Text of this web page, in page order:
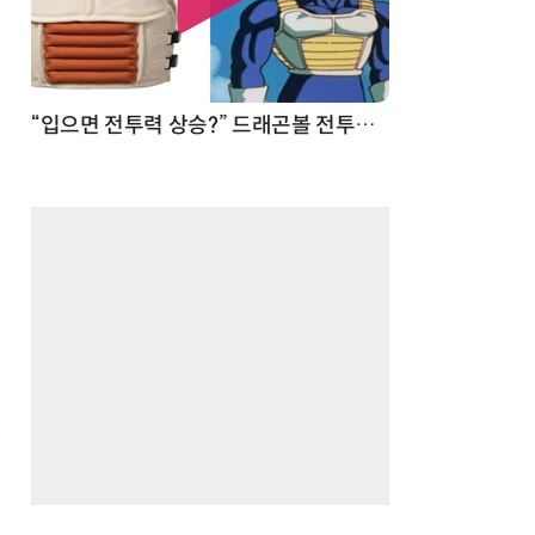
“입으면 전투력 상승?” 드래곤볼 전투복 닮은 중량조끼